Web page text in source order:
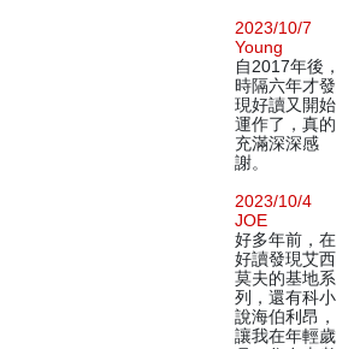
2023/10/7
Young
自2017年後，
時隔六年才發
現好讀又開始
運作了，真的
充滿深深感
謝。
2023/10/4
JOE
好多年前，在
好讀發現艾西
莫夫的基地系
列，還有科小
說海伯利昂，
讓我在年輕歲